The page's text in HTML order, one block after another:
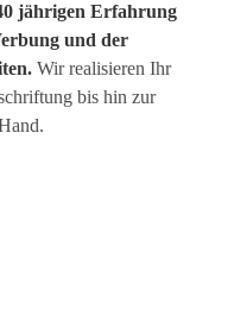
jährigen Erfahrung
und der
Wir realisieren Ihr
bis hin zur